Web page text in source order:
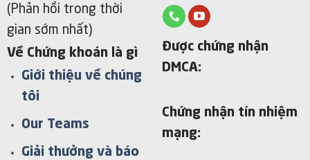
(Phản hồi trong thời
gian sớm nhất)
Về Chứng khoán là gì
Giới thiệu về chúng
tôi
Our Teams
Giải thưởng và báo
Được chứng nhận
DMCA:
Chứng nhận tín nhiệm
mạng: